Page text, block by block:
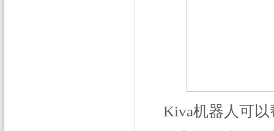
Kiva机器人可